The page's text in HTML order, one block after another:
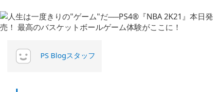
PS Blogスタッフ